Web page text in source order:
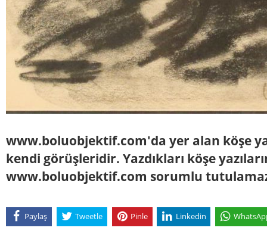
www.boluobjektif.com'da yer alan köşe
kendi görüşleridir. Yazdıkları köşe
www.boluobjektif.com sorumlu
Paylaş Tweetle Pinle Linkedin